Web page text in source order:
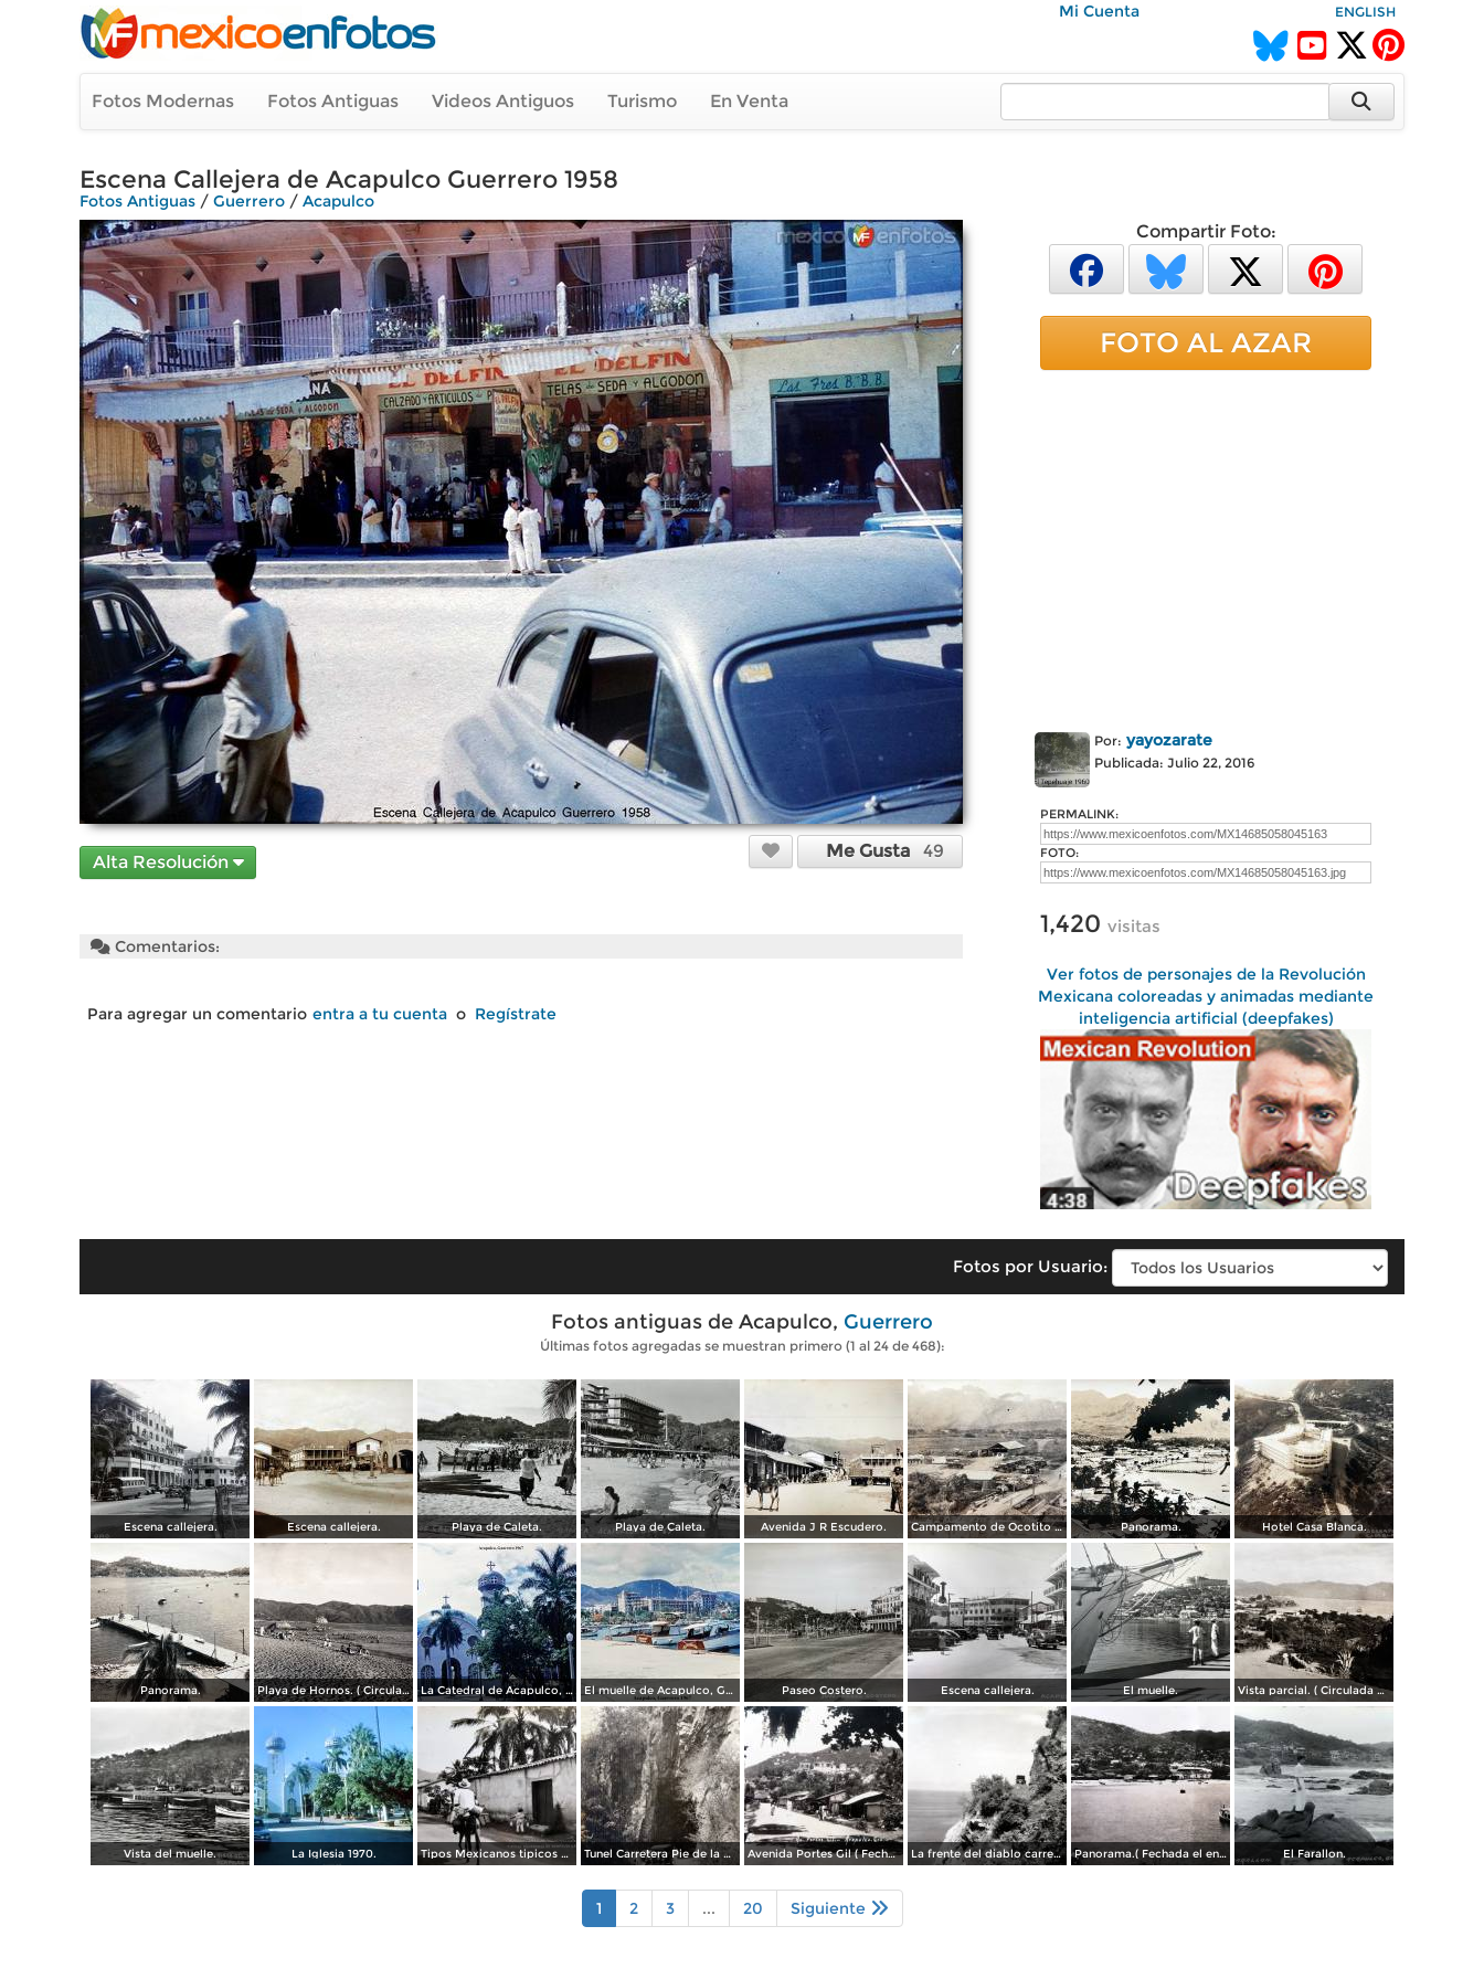
Mi Cuenta ENGLISH
Fotos Modernas Fotos Antiguas Videos Antiguos Turismo En Venta
Escena Callejera de Acapulco Guerrero 1958
Fotos Antiguas / Guerrero / Acapulco
Alta Resolución
Me Gusta 49
Comentarios:
Para agregar un comentario entra a tu cuenta o Regístrate
Compartir Foto:
FOTO AL AZAR
Por: yayozarate
Publicada: Julio 22, 2016
PERMALINK:
FOTO:
1,420 visitas
Ver fotos de personajes de la Revolución
Mexicana coloreadas y animadas mediante
inteligencia artificial (deepfakes)
Fotos por Usuario:
Fotos antiguas de Acapulco, Guerrero
Últimas fotos agregadas se muestran primero (1 al 24 de 468):
Escena callejera. Escena callejera. Playa de Caleta. Playa de Caleta. Avenida J R Escudero. Campamento de Ocotito Carretera de Mexico-Acapulco. Panorama. Hotel Casa Blanca.
Panorama. Playa de Hornos. ( Circulada el 21 de Marzo de 1940 ). La Catedral de Acapulco, Guerrero 1967. El muelle de Acapulco, Guerrero 1967. Paseo Costero. Escena callejera. El muelle. Vista parcial. ( Circulada el 23 de Mayo de 1935 ).
Vista del muelle. La Iglesia 1970. Tipos Mexicanos tipicos aguadores.. Tunel Carretera Pie de la Cuesta Acapulco . Avenida Portes Gil ( Fechada el en 1931 ). La frente del diablo carretera Acapulo a Pie de La Cuesta ( Fechada el en 1931 ). Panorama.( Fechada el en 1931 ). El Farallon.
1 2 3 ... 20 Siguiente